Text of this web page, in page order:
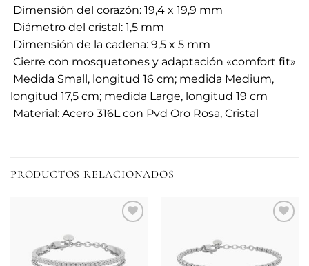
 Dimensión del corazón: 19,4 x 19,9 mm
 Diámetro del cristal: 1,5 mm
 Dimensión de la cadena: 9,5 x 5 mm
 Cierre con mosquetones y adaptación «comfort fit»
 Medida Small, longitud 16 cm; medida Medium,
longitud 17,5 cm; medida Large, longitud 19 cm
 Material: Acero 316L con Pvd Oro Rosa, Cristal
PRODUCTOS RELACIONADOS
lista de
deseos
lista de
deseos